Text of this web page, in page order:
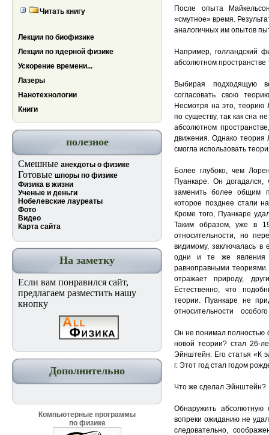
Читать книгу
Лекции по биофизике
Лекции по ядерной физике
Ускорение времени...
Лазеры
Нанотехнологии
Книги
полезное
Смешные анекдоты о физике
Готовые шпоры по физике
Физика в жизни
Ученые и деньги
Нобелевские лауреаты
Фото
Видео
Карта сайта
На заметку
Если вам понравился сайт,
предлагаем разместить нашу
кнопку
Дополнительно
Компьютерные программы
по физике
После опыта
«смутное» время.
аналогичных им опытов
Например, голландский
абсолютном
Выбирая подходящую
согласовать свою
Несмотря на это, теорию
по существу, так как сна
абсолютном
движения. Однако теория
смогла использовать
Более глубоко, чем
Пуанкаре. Он догадался,
заменить более общим
которое позднее стали
Кроме того, Пуанкаре
Таким образом, уже в
относительности, но
видимому, заключалась в
одни и те же явления
равноправными
отражает природу,
Естественно, что
теории. Пуанкаре не
относительности
Он не понимал полностью
новой теории? стал 26-
Эйнштейн. Его статья «К
г. Этот год стал годом
Что же сделал Эйнштейн?
Обнаружить
вопреки ожиданию не
следовательно,